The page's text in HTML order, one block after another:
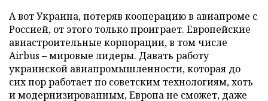
А вот Украина, потеряв кооперацию в авиапроме с
Россией, от этого только проиграет. Европейские
авиастроительные корпорации, в том числе
Airbus – мировые лидеры. Давать работу
украинской авиапромышленности, которая до
сих пор работает по советским технологиям, хоть
и модернизированным, Европа не сможет, даже